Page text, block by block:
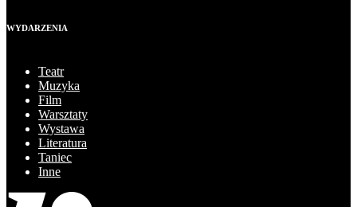
WYDARZENIA
Teatr
Muzyka
Film
Warsztaty
Wystawa
Literatura
Taniec
Inne